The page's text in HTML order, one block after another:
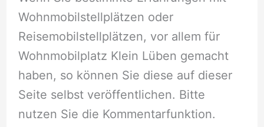
Wohnmobilstellplätzen oder
Reisemobilstellplätzen, vor allem für
Wohnmobilplatz Klein Lüben gemacht
haben, so können Sie diese auf dieser
Seite selbst veröffentlichen. Bitte
nutzen Sie die Kommentarfunktion.